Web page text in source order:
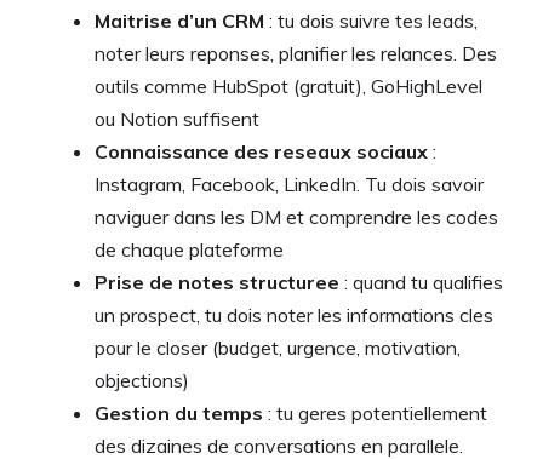
Maitrise d’un CRM : tu dois suivre tes leads,
noter leurs reponses, planifier les relances. Des
outils comme HubSpot (gratuit), GoHighLevel
ou Notion suffisent
Connaissance des reseaux sociaux :
Instagram, Facebook, LinkedIn. Tu dois savoir
naviguer dans les DM et comprendre les codes
de chaque plateforme
Prise de notes structuree : quand tu qualifies
un prospect, tu dois noter les informations cles
pour le closer (budget, urgence, motivation,
objections)
Gestion du temps : tu geres potentiellement
des dizaines de conversations en parallele.